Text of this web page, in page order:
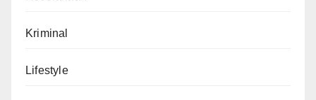
Kriminal
Lifestyle